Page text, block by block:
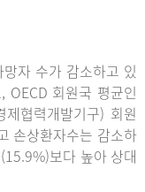
자 수가 감소하고 있
OECD 회원국 평균인
협력개발기구) 회원
손상환자수는 감소하
보다 높아 상대